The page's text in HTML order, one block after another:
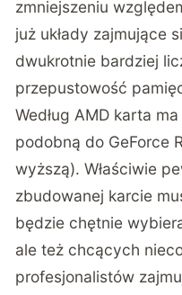
zmniejszeniu
już układy zajmujące
dwukrotnie bardziej
przepustowość
Według AMD karta
podobną do GeForce
wyższą). Właściwie
zbudowanej karcie
będzie chętnie
ale też chcących
profesjonalistów